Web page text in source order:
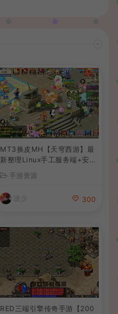
MT3换皮MH【天穹西游】最
新整理Linux手工服务端+安
卓苹果双端+GM后台+详细搭
建教程+全套源码+视频教程
手游资源
波少 300
RED三端引擎传奇手游【200